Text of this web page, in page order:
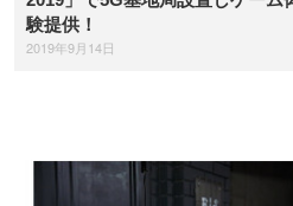
験提供！
2019年9月14日